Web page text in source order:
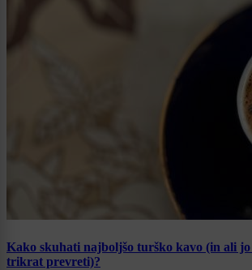
Kako skuhati najboljšo turško kavo (in ali jo
trikrat prevreti)?